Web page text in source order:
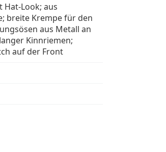
Hat-Look; aus
breite Krempe für den
aus Metall an
Kinnriemen;
auf der Front